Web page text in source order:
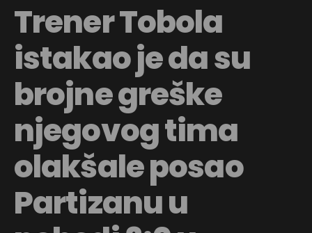
Trener Tobola
istakao je da su
brojne greške
njegovog tima
olakšale posao
Partizanu u